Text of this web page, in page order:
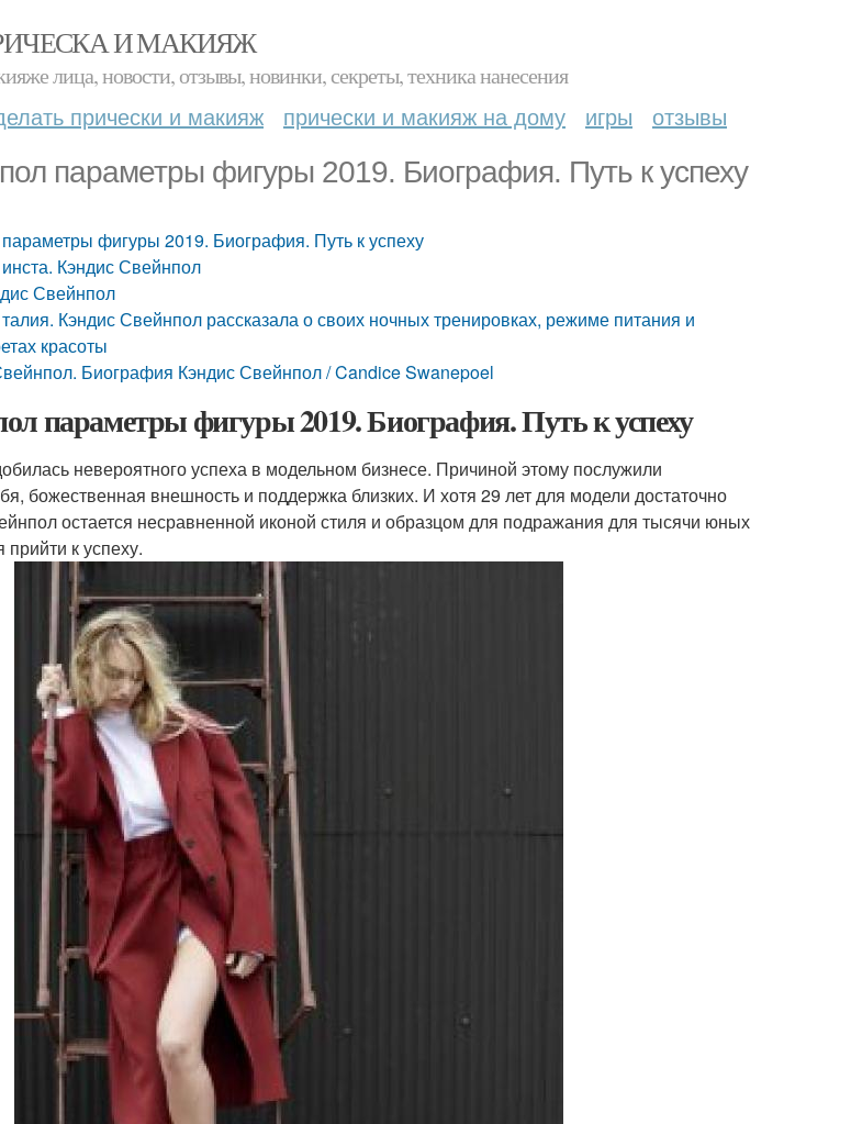
И МАКИЯЖ
лица, новости, отзывы, новинки, секреты, техника нанесения
прически и макияж прически и макияж на дому игры отзывы
параметры фигуры 2019. Биография. Путь к успеху
фигуры 2019. Биография. Путь к успеху
Кэндис Свейнпол
Свейнпол
Кэндис Свейнпол рассказала о своих ночных тренировках, режиме питания и
красоты
Биография Кэндис Свейнпол / Candice Swanepoel
параметры фигуры 2019. Биография. Путь к успеху
невероятного успеха в модельном бизнесе. Причиной этому послужили
божественная внешность и поддержка близких. И хотя 29 лет для модели достаточно
остается несравненной иконой стиля и образцом для подражания для тысячи юных
к успеху.